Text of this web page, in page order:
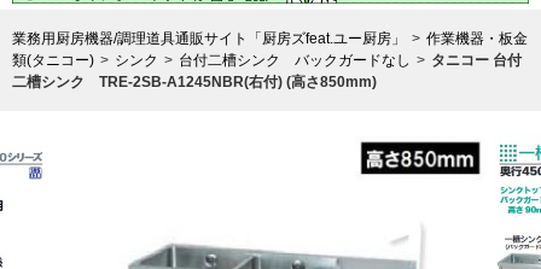
業務用厨房機器/調理道具通販サイト「厨房ズfeat.ユー厨房」
作業機器・板金
類(タニコー)
シンク 台付二槽シンク バックガードなし
タニコー 台付
二槽シンク TRE-2SB-A1245NBR(右付) (高さ850mm)